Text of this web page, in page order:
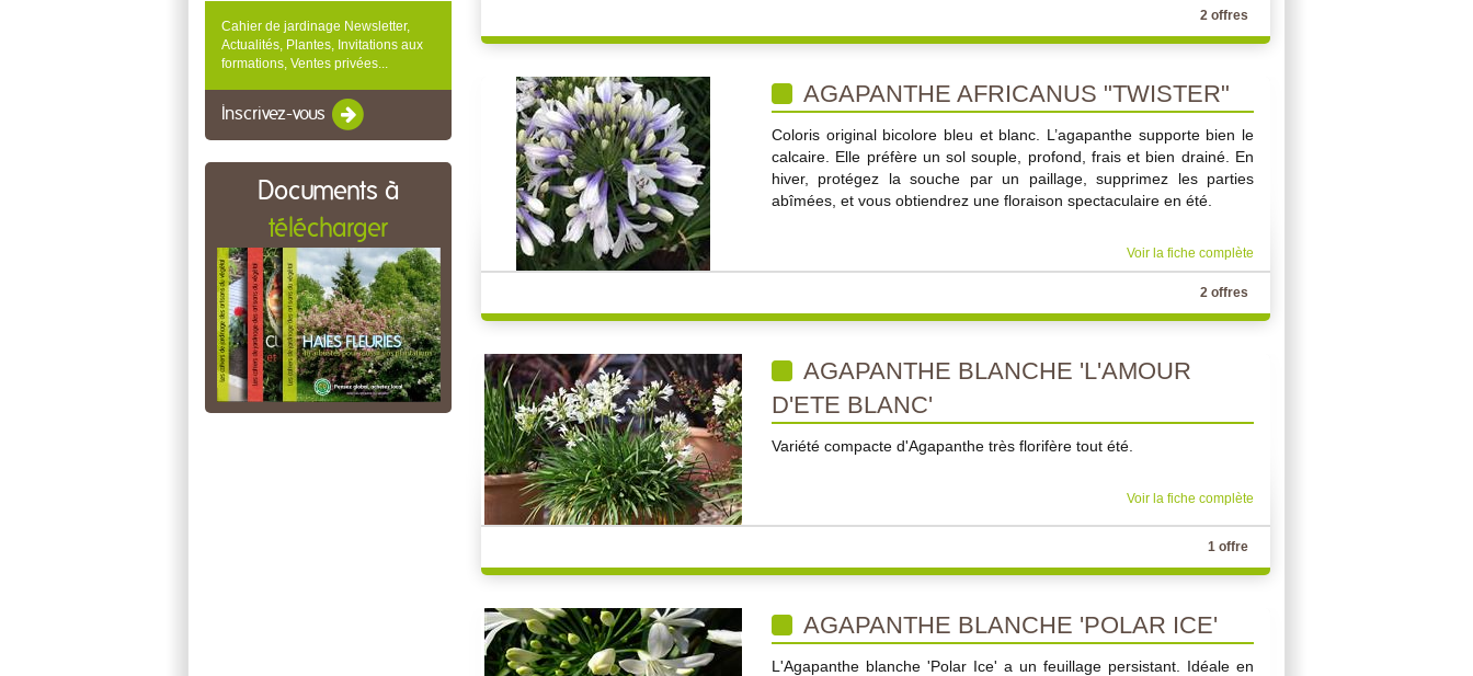
Cahier de jardinage Newsletter,
Actualités, Plantes, Invitations aux
formations, Ventes privées...
Inscrivez-vous
Documents à
télécharger
2 offres
AGAPANTHE AFRICANUS "TWISTER"
Coloris original bicolore bleu et blanc. L’agapanthe supporte bien le
calcaire. Elle préfère un sol souple, profond, frais et bien drainé. En
hiver, protégez la souche par un paillage, supprimez les parties
abîmées, et vous obtiendrez une floraison spectaculaire en été.
Voir la fiche complète
2 offres
AGAPANTHE BLANCHE 'L'AMOUR
D'ETE BLANC'
Variété compacte d'Agapanthe très florifère tout été.
Voir la fiche complète
1 offre
AGAPANTHE BLANCHE 'POLAR ICE'
L'Agapanthe blanche 'Polar Ice' a un feuillage persistant. Idéale en